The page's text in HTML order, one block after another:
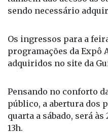
programações da Expô
adquiridos no site da
Pensando no conforto
público, a abertura dos
quarta a sábado, será às
Na quinta-feira, feriado
terá uma programação
para pista sendo 1 quilo